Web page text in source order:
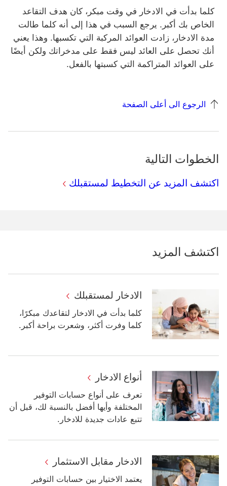
كلما بدأت في الادخار في وقت مبكر، كان هدف التقاعد
الخاص بك أكبر. يرجع السبب في هذا إلى أنه كلما طالت
مدة الادخار، زادت العوائد المركبة التي تكسبها. وهذا يعني
أنك تحصل على العائد ليس فقط على مدخراتك ولكن أيضًا
على العوائد المتراكمة التي كسبتها بالفعل.
الرجوع الى أعلى الصفحة
الخطوات التالية
اكتشف المزيد عن التخطيط لمستقبلك
اكتشف المزيد
الادخار لمستقبلك
كلما بدأت في الادخار لتقاعدك مبكرًا،
كلما وفرت أكثر، وشعرت براحة أكبر.
أنواع الادخار
تعرف على أنواع حسابات التوفير
المختلفة وأيها أفضل بالنسبة لك، قبل أن
تتبع عادات جديدة للادخار.
الادخار مقابل الاستثمار
يعتمد الاختيار بين حسابات التوفير